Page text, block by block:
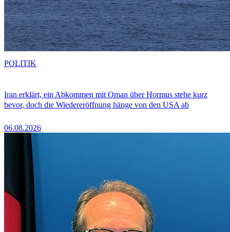
Iran erklärt, ein Abkommen mit Oman über Hormus stehe kurz
bevor, doch die Wiedereröffnung hänge von den USA ab
06.08.2026
POLITIK